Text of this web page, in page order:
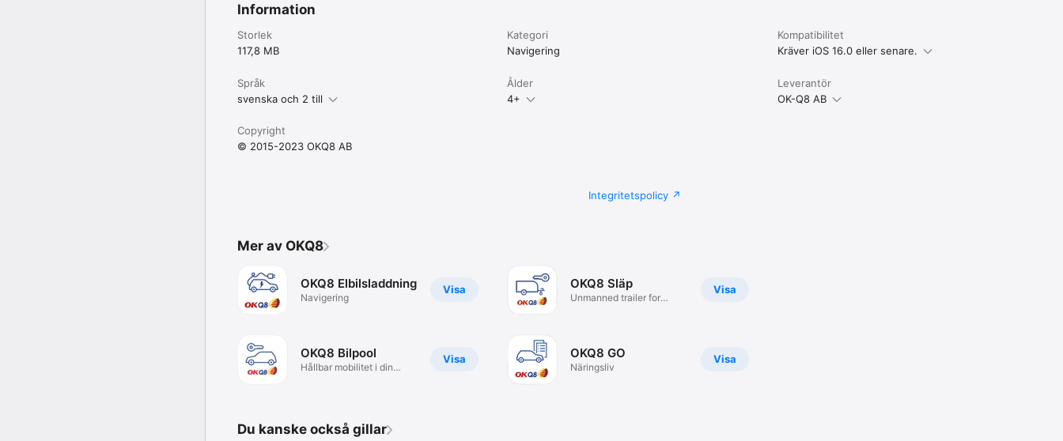
Information
Storlek
117,8 MB
Kategori
Navigering
Kompatibilitet
Kräver iOS 16.0 eller senare.
Språk
svenska och 2 till
Ålder
4+
Leverantör
OK-Q8 AB
Copyright
© 2015-2023 OKQ8 AB
Integritetspolicy
Mer av OKQ8
Visa
OKQ8 Elbilsladdning
Navigering
Visa
OKQ8 Bilpool
Hållbar mobilitet i din
Visa
OKQ8 Släp
Unmanned trailer for
Visa
OKQ8 GO
Näringsliv
Du kanske också gillar